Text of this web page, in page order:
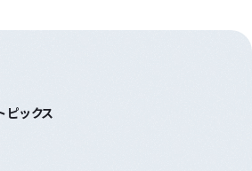
ピックス